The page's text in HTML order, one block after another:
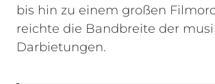
bis hin zu einem großen
reichte die Bandbreite der
Darbietungen.